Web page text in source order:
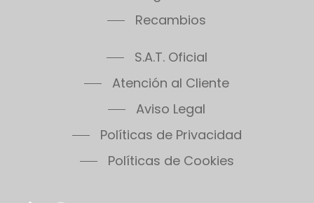
Recambios
S.A.T. Oficial
Atención al Cliente
Aviso Legal
Políticas de Privacidad
Políticas de Cookies